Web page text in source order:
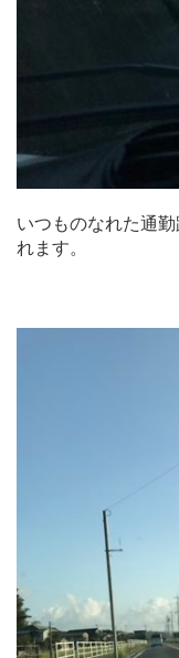
いつものなれた通
れます。